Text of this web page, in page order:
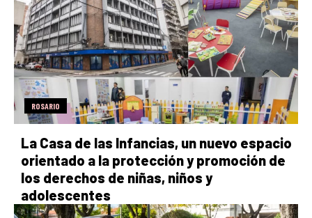
ROSARIO
La Casa de las Infancias, un nuevo espacio
orientado a la protección y promoción de
los derechos de niñas, niños y
adolescentes